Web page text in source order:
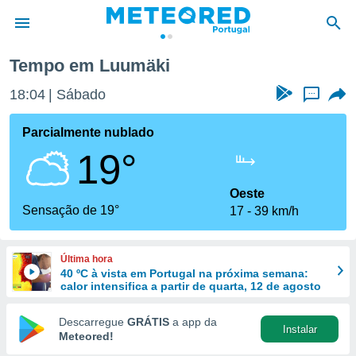
da
foi
fornecidas
a este
das
e
forma
digital
Tempo em Luumäki
18:04 Sábado ...
Parcialmente nublado
19°
Sensação de 19°
Oeste
17
39 km/h
Última hora
40 ºC à vista em Portugal na próxima semana:
calor intensifica a partir de quarta, 12 de agosto
Descarregue GRÁTIS a app da
Meteored!
Instalar